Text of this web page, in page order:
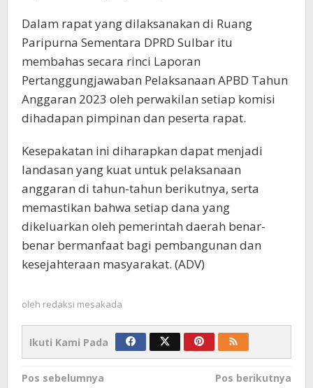
Dalam rapat yang dilaksanakan di Ruang
Paripurna Sementara DPRD Sulbar itu
membahas secara rinci Laporan
Pertanggungjawaban Pelaksanaan APBD Tahun
Anggaran 2023 oleh perwakilan setiap komisi
dihadapan pimpinan dan peserta rapat.
Kesepakatan ini diharapkan dapat menjadi
landasan yang kuat untuk pelaksanaan
anggaran di tahun-tahun berikutnya, serta
memastikan bahwa setiap dana yang
dikeluarkan oleh pemerintah daerah benar-
benar bermanfaat bagi pembangunan dan
kesejahteraan masyarakat. (ADV)
oleh redaksi mesakada
Ikuti Kami Pada
Navigasi
Pos sebelumnya
Pos berikutnya